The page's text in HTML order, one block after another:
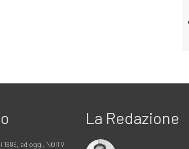
1989, ad oggi, NOITV
La Redazione